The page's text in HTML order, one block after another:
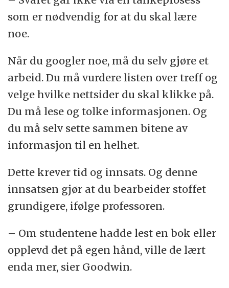
som er nødvendig for at du skal lære
noe.
Når du googler noe, må du selv gjøre et
arbeid. Du må vurdere listen over treff og
velge hvilke nettsider du skal klikke på.
Du må lese og tolke informasjonen. Og
du må selv sette sammen bitene av
informasjon til en helhet.
Dette krever tid og innsats. Og denne
innsatsen gjør at du bearbeider stoffet
grundigere, ifølge professoren.
– Om studentene hadde lest en bok eller
opplevd det på egen hånd, ville de lært
enda mer, sier Goodwin.